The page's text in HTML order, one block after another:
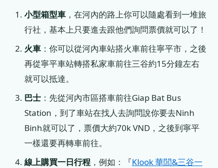
小型箱型車 ，在河內的路上你可以隨處看到一堆旅
行社，基本上只要進去跟他們詢問票價就可以了！
火車 ：你可以從河內車站搭火車前往寧平市，之後
再從寧平車站轉搭私家車前往三谷約15分鐘左右
就可以抵達。
巴士 ：先從河內市區搭車前往Giap Bat Bus
Station，到了車站在找人去詢問說你要去Ninh
Binh就可以了，票價大約70k VND，之後到寧平
一樣還要再轉車前往。
線上購買一日行程 ，例如：『Klook 華閭&三谷一